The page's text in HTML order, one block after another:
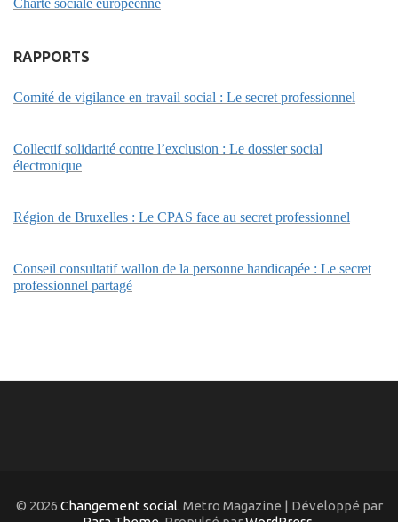
RAPPORTS
Comité de vigilance en travail social : Le secret professionnel
Collectif solidarité contre l’exclusion : Le dossier social
électronique
Région de Bruxelles : Le CPAS face au secret professionnel
Conseil consultatif wallon de la personne handicapée : Le secret
professionnel partagé
© 2026 Changement social. Metro Magazine | Développé par